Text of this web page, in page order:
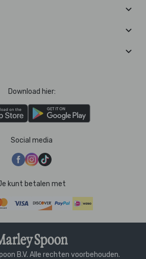
Download hier:
Social media
kunt betalen met
B.V. Alle rechten voorbehouden.